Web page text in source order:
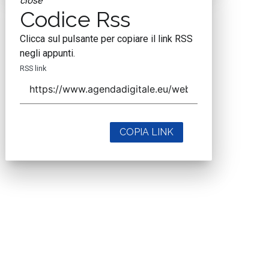
Codice Rss
Clicca sul pulsante per copiare il link RSS
negli appunti.
RSS link
COPIA LINK